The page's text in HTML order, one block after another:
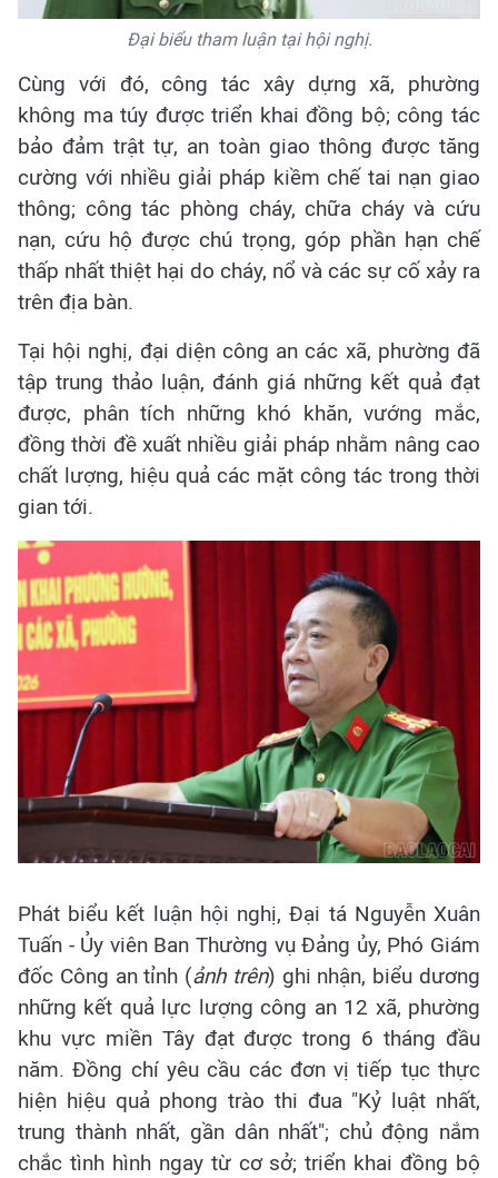
Đại biểu tham luận tại hội nghị.
Cùng với đó, công tác xây dựng xã, phường
không ma túy được triển khai đồng bộ; công tác
bảo đảm trật tự, an toàn giao thông được tăng
cường với nhiều giải pháp kiềm chế tai nạn giao
thông; công tác phòng cháy, chữa cháy và cứu
nạn, cứu hộ được chú trọng, góp phần hạn chế
thấp nhất thiệt hại do cháy, nổ và các sự cố xảy ra
trên địa bàn.
Tại hội nghị, đại diện công an các xã, phường đã
tập trung thảo luận, đánh giá những kết quả đạt
được, phân tích những khó khăn, vướng mắc,
đồng thời đề xuất nhiều giải pháp nhằm nâng cao
chất lượng, hiệu quả các mặt công tác trong thời
gian tới.
Phát biểu kết luận hội nghị, Đại tá Nguyễn Xuân
Tuấn - Ủy viên Ban Thường vụ Đảng ủy, Phó Giám
đốc Công an tỉnh (ảnh trên) ghi nhận, biểu dương
những kết quả lực lượng công an 12 xã, phường
khu vực miền Tây đạt được trong 6 tháng đầu
năm. Đồng chí yêu cầu các đơn vị tiếp tục thực
hiện hiệu quả phong trào thi đua "Kỷ luật nhất,
trung thành nhất, gần dân nhất"; chủ động nắm
chắc tình hình ngay từ cơ sở; triển khai đồng bộ